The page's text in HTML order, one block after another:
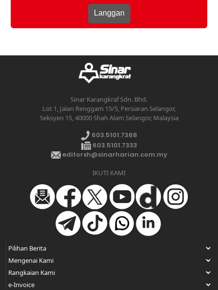
Sinar Karangkraf Sdn. Bhd.
Lot 1, Jalan Renggam 15/5, Persiaran Selangor,
Seksyen 15, 40000 Shah Alam Selangor, Malaysia
603.5101.7388
603.5101.7333
editorsh@sinarharian.com.my
IKUTI KAMI